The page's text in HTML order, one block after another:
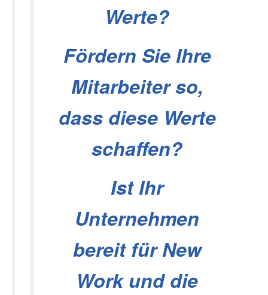
Werte?
Fördern Sie Ihre
Mitarbeiter so,
dass diese Werte
schaffen?
Ist Ihr
Unternehmen
bereit für New
Work und die